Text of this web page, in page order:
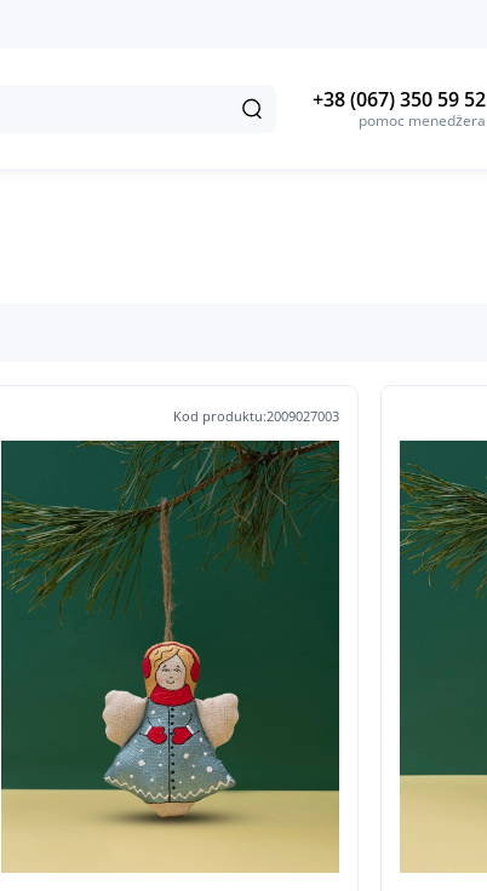
+38 (067) 350 59 52
pomoc menedżera
Kod produktu:2009027003